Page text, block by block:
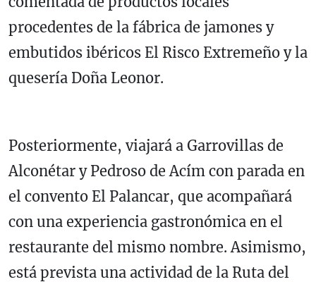
procedentes de la fábrica de jamones y
embutidos ibéricos El Risco Extremeño y la
quesería Doña Leonor.
Posteriormente, viajará a Garrovillas de
Alconétar y Pedroso de Acím con parada en
el convento El Palancar, que acompañará
con una experiencia gastronómica en el
restaurante del mismo nombre. Asimismo,
está prevista una actividad de la Ruta del